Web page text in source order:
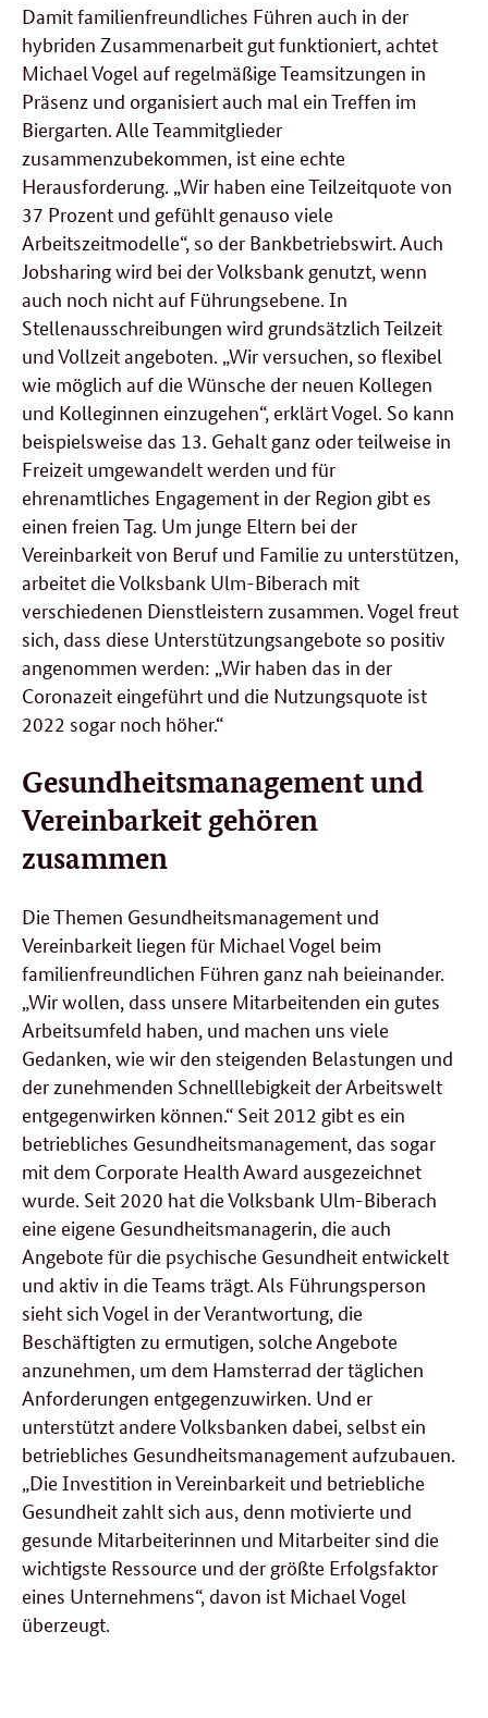
Damit familienfreundliches Führen auch in der
hybriden Zusammenarbeit gut funktioniert, achtet
Michael Vogel auf regelmäßige Teamsitzungen in
Präsenz und organisiert auch mal ein Treffen im
Biergarten. Alle Teammitglieder
zusammenzubekommen, ist eine echte
Herausforderung. „Wir haben eine Teilzeitquote von
37 Prozent und gefühlt genauso viele
Arbeitszeitmodelle“, so der Bankbetriebswirt. Auch
Jobsharingwird bei der Volksbank genutzt, wenn
auch noch nicht auf Führungsebene. In
Stellenausschreibungen wird grundsätzlich Teilzeit
und Vollzeit angeboten. „Wir versuchen, so flexibel
wie möglich auf die Wünsche der neuen Kollegen
und Kolleginnen einzugehen“, erklärt Vogel. So kann
beispielsweise das 13. Gehalt ganz oder teilweise in
Freizeit umgewandelt werden und für
ehrenamtliches Engagement in der Region gibt es
einen freien Tag. Um junge Eltern bei der
Vereinbarkeit von Beruf und Familie zu unterstützen,
arbeitet die Volksbank Ulm-Biberach mit
verschiedenen Dienstleistern zusammen. Vogel freut
sich, dass diese Unterstützungsangebote so positiv
angenommen werden: „Wir haben das in der
Coronazeit eingeführt und die Nutzungsquote ist
2022 sogar noch höher.“
Gesundheitsmanagement und
Vereinbarkeit gehören
zusammen
Die Themen Gesundheitsmanagement und
Vereinbarkeit liegen für Michael Vogel beim
familienfreundlichen Führen ganz nah beieinander.
„Wir wollen, dass unsere Mitarbeitenden ein gutes
Arbeitsumfeld haben, und machen uns viele
Gedanken, wie wir den steigenden Belastungen und
der zunehmenden Schnelllebigkeit der Arbeitswelt
entgegenwirken können.“ Seit 2012 gibt es ein
betriebliches Gesundheitsmanagement, das sogar
mit dem Corporate Health Award ausgezeichnet
wurde. Seit 2020 hat die Volksbank Ulm-Biberach
eine eigene Gesundheitsmanagerin, die auch
Angebote für die psychische Gesundheit entwickelt
und aktiv in die Teams trägt. Als Führungsperson
sieht sich Vogel in der Verantwortung, die
Beschäftigten zu ermutigen, solche Angebote
anzunehmen, um dem Hamsterrad der täglichen
Anforderungen entgegenzuwirken. Und er
unterstützt andere Volksbanken dabei, selbst ein
betriebliches Gesundheitsmanagement aufzubauen.
„Die Investition in Vereinbarkeit und betriebliche
Gesundheit zahlt sich aus, denn motivierte und
gesunde Mitarbeiterinnen und Mitarbeiter sind die
wichtigste Ressource und der größte Erfolgsfaktor
eines Unternehmens“, davon ist Michael Vogel
überzeugt.